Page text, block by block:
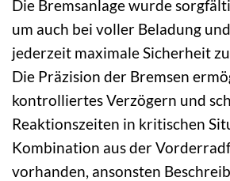
Die Bremsanlage wurde
um auch bei voller Beladung
jederzeit maximale Sicherheit
Die Präzision der Bremsen
kontrolliertes Verzögern und
Reaktionszeiten in kritischen
Kombination aus der
vorhanden, ansonsten